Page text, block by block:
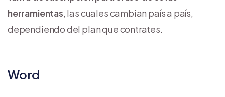
herramientas, las cuales cambian país a país,
dependiendo del plan que contrates.
Word